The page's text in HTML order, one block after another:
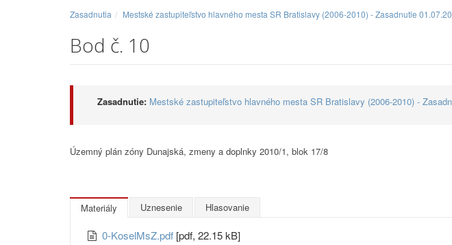
Zasadnutia Mestské zastupiteľstvo hlavného mesta SR Bratislavy (2006-2010) - Zasadnutie
Bod č. 10
Zasadnutie: Mestské zastupiteľstvo hlavného mesta SR Bratislavy (2006-2010) -
Územný plán zóny Dunajská, zmeny a doplnky 2010/1, blok 17/8
Materiály Uznesenie Hlasovanie
0-KoselMsZ.pdf [pdf, 22.15 kB]